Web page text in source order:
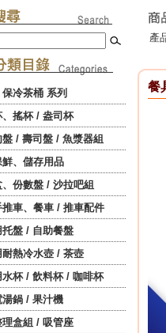
冷茶桶 系列
、搖杯 / 盎司杯
盤 / 壽司盤 / 魚漿器組
鮮、儲存用品
份數盤 / 沙拉吧組
推車、餐車 / 推車配件
托盤 / 自助餐盤
耐熱冷水壺 / 茶壺
水杯 / 飲料杯 / 咖啡杯
湯鍋 / 果汁機
理盒組 / 吸管座
產
餐